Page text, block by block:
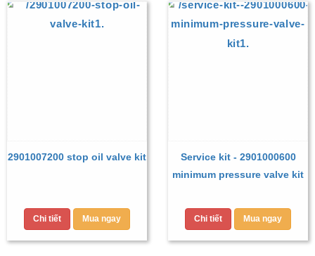
2901007200 stop oil valve kit
Chi tiết Mua ngay
Service kit - 2901000600
minimum pressure valve kit
Chi tiết Mua ngay